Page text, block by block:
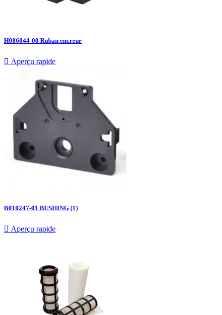
H086044-00 Ruban encreur
 Aperçu rapide
B010247-01 BUSHING (1)
 Aperçu rapide